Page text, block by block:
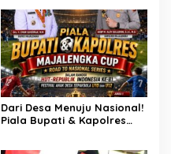
Mengalir Untuk Tim Buser
Ipda Ahmad Haris
Dari Desa Menuju Nasional!
Piala Bupati & Kapolres